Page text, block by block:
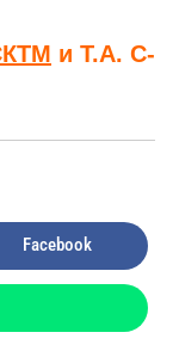
и Т.А. С-
Facebook